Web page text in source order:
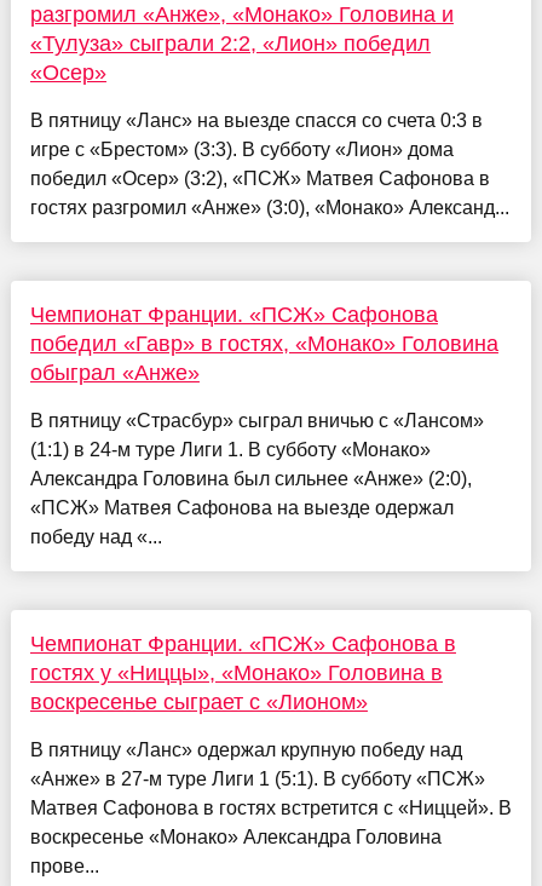
разгромил «Анже», «Монако» Головина и
«Тулуза» сыграли 2:2, «Лион» победил
«Осер»
В пятницу «Ланс» на выезде спасся со счета 0:3 в
игре с «Брестом» (3:3). В субботу «Лион» дома
победил «Осер» (3:2), «ПСЖ» Матвея Сафонова в
гостях разгромил «Анже» (3:0), «Монако» Александ...
Чемпионат Франции. «ПСЖ» Сафонова
победил «Гавр» в гостях, «Монако» Головина
обыграл «Анже»
В пятницу «Страсбур» сыграл вничью с «Лансом»
(1:1) в 24-м туре Лиги 1. В субботу «Монако»
Александра Головина был сильнее «Анже» (2:0),
«ПСЖ» Матвея Сафонова на выезде одержал
победу над «...
Чемпионат Франции. «ПСЖ» Сафонова в
гостях у «Ниццы», «Монако» Головина в
воскресенье сыграет с «Лионом»
В пятницу «Ланс» одержал крупную победу над
«Анже» в 27-м туре Лиги 1 (5:1). В субботу «ПСЖ»
Матвея Сафонова в гостях встретится с «Ниццей». В
воскресенье «Монако» Александра Головина
прове...